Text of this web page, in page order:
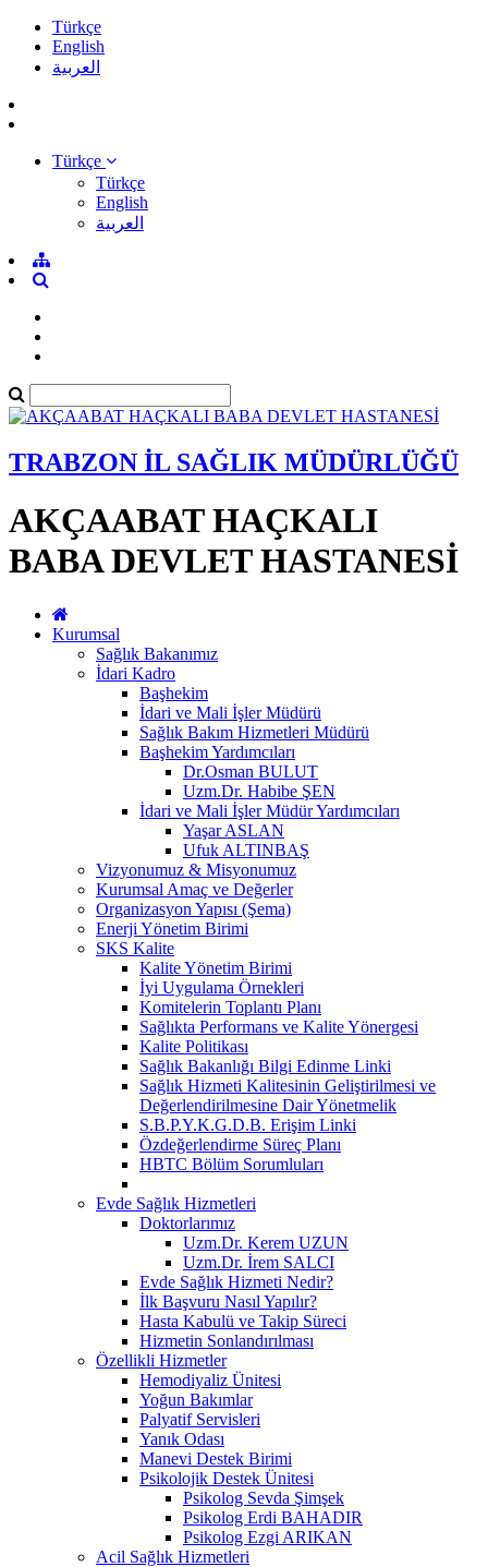
Türkçe
English
العربية
Türkçe
Türkçe
English
العربية
TRABZON İL SAĞLIK MÜDÜRLÜĞÜ
AKÇAABAT HAÇKALI
BABA DEVLET HASTANESİ
Kurumsal
Sağlık Bakanımız
İdari Kadro
Başhekim
İdari ve Mali İşler Müdürü
Sağlık Bakım Hizmetleri Müdürü
Başhekim Yardımcıları
Dr.Osman BULUT
Uzm.Dr. Habibe ŞEN
İdari ve Mali İşler Müdür Yardımcıları
Yaşar ASLAN
Ufuk ALTINBAŞ
Vizyonumuz & Misyonumuz
Kurumsal Amaç ve Değerler
Organizasyon Yapısı (Şema)
Enerji Yönetim Birimi
SKS Kalite
Kalite Yönetim Birimi
İyi Uygulama Örnekleri
Komitelerin Toplantı Planı
Sağlıkta Performans ve Kalite Yönergesi
Kalite Politikası
Sağlık Bakanlığı Bilgi Edinme Linki
Sağlık Hizmeti Kalitesinin Geliştirilmesi ve
Değerlendirilmesine Dair Yönetmelik
S.B.P.Y.K.G.D.B. Erişim Linki
Özdeğerlendirme Süreç Planı
HBTC Bölüm Sorumluları
Evde Sağlık Hizmetleri
Doktorlarımız
Uzm.Dr. Kerem UZUN
Uzm.Dr. İrem SALCI
Evde Sağlık Hizmeti Nedir?
İlk Başvuru Nasıl Yapılır?
Hasta Kabulü ve Takip Süreci
Hizmetin Sonlandırılması
Özellikli Hizmetler
Hemodiyaliz Ünitesi
Yoğun Bakımlar
Palyatif Servisleri
Yanık Odası
Manevi Destek Birimi
Psikolojik Destek Ünitesi
Psikolog Sevda Şimşek
Psikolog Erdi BAHADIR
Psikolog Ezgi ARIKAN
Acil Sağlık Hizmetleri